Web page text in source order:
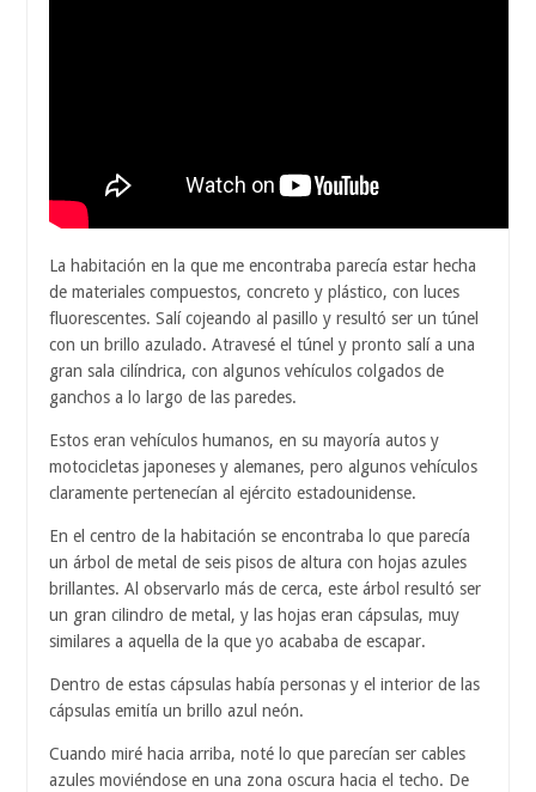
La habitación en la que me encontraba parecía estar hecha
de materiales compuestos, concreto y plástico, con luces
fluorescentes. Salí cojeando al pasillo y resultó ser un túnel
con un brillo azulado. Atravesé el túnel y pronto salí a una
gran sala cilíndrica, con algunos vehículos colgados de
ganchos a lo largo de las paredes.
Estos eran vehículos humanos, en su mayoría autos y
motocicletas japoneses y alemanes, pero algunos vehículos
claramente pertenecían al ejército estadounidense.
En el centro de la habitación se encontraba lo que parecía
un árbol de metal de seis pisos de altura con hojas azules
brillantes. Al observarlo más de cerca, este árbol resultó ser
un gran cilindro de metal, y las hojas eran cápsulas, muy
similares a aquella de la que yo acababa de escapar.
Dentro de estas cápsulas había personas y el interior de las
cápsulas emitía un brillo azul neón.
Cuando miré hacia arriba, noté lo que parecían ser cables
azules moviéndose en una zona oscura hacia el techo. De